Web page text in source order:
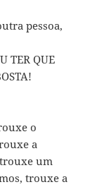
pessoa,
TER QUE
o
a
um
trouxe a